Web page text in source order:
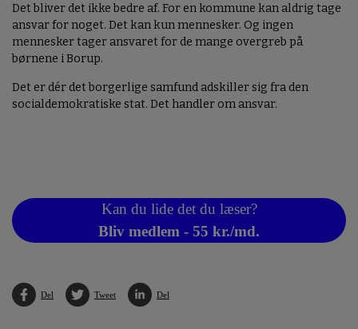
Det bliver det ikke bedre af. For en kommune kan aldrig tage
ansvar for noget. Det kan kun mennesker. Og ingen
mennesker tager ansvaret for de mange overgreb på
børnene i Borup.
Det er dér det borgerlige samfund adskiller sig fra den
socialdemokratiske stat. Det handler om ansvar.
Kan du lide det du læser?
Bliv medlem - 55 kr./md.
Del Tweet Del